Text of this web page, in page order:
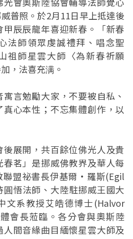
普照。於2月11日早上抵達後
辰辰龍年喜迎新春。「新春
法師領眾虔誠禮拜、唱念聖
祖師星雲大師〈為新春祈願
，法喜充满。
言勉勵大家，不要被自私、
心本性；不忘集體創作，以
後展開，共百餘位佛光人及貴
茗」是挪威佛教界及華人每
聯盟祕書長伊基爾·羅斯(Egil
悟法師、大陸駐挪威王國大
文系教授艾皓德博士(Halvor
會長蒞臨。各分會與奧斯陸
人間音緣曲目緬懷星雲大師及